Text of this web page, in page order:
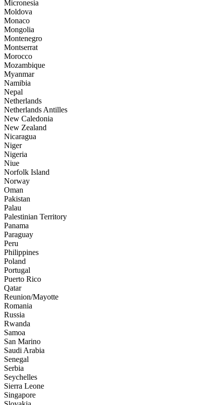
Micronesia
Moldova
Monaco
Mongolia
Montenegro
Montserrat
Morocco
Mozambique
Myanmar
Namibia
Nepal
Netherlands
Netherlands Antilles
New Caledonia
New Zealand
Nicaragua
Niger
Nigeria
Niue
Norfolk Island
Norway
Oman
Pakistan
Palau
Palestinian Territory
Panama
Paraguay
Peru
Philippines
Poland
Portugal
Puerto Rico
Qatar
Reunion/Mayotte
Romania
Russia
Rwanda
Samoa
San Marino
Saudi Arabia
Senegal
Serbia
Seychelles
Sierra Leone
Singapore